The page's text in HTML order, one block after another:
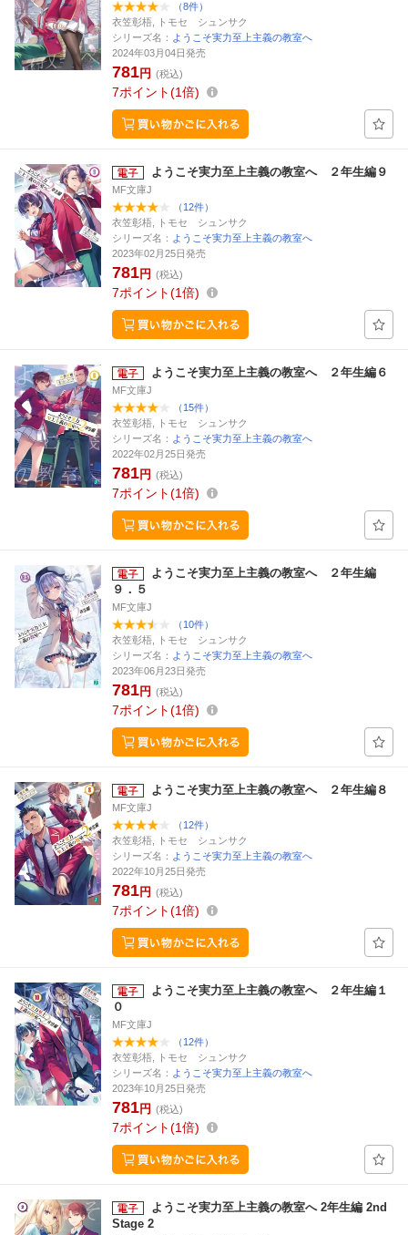
（8件）
衣笠彰梧, トモセ シュンサク
シリーズ名： ようこそ実力至上主義の教室へ
2024年03月04日発売
781円 (税込)
7ポイント 1倍
ようこそ実力至上主義の教室へ ２年生編９
MF文庫J
（12件）
衣笠彰梧, トモセ シュンサク
シリーズ名： ようこそ実力至上主義の教室へ
2023年02月25日発売
781円 (税込)
7ポイント 1倍
ようこそ実力至上主義の教室へ ２年生編６
MF文庫J
（15件）
衣笠彰梧, トモセ シュンサク
シリーズ名： ようこそ実力至上主義の教室へ
2022年02月25日発売
781円 (税込)
7ポイント 1倍
ようこそ実力至上主義の教室へ ２年生編
９．５
MF文庫J
（10件）
衣笠彰梧, トモセ シュンサク
シリーズ名： ようこそ実力至上主義の教室へ
2023年06月23日発売
781円 (税込)
7ポイント 1倍
ようこそ実力至上主義の教室へ ２年生編８
MF文庫J
（12件）
衣笠彰梧, トモセ シュンサク
シリーズ名： ようこそ実力至上主義の教室へ
2022年10月25日発売
781円 (税込)
7ポイント 1倍
ようこそ実力至上主義の教室へ ２年生編１
０
MF文庫J
（12件）
衣笠彰梧, トモセ シュンサク
シリーズ名： ようこそ実力至上主義の教室へ
2023年10月25日発売
781円 (税込)
7ポイント 1倍
ようこそ実力至上主義の教室へ 2年生編 2nd
Stage 2